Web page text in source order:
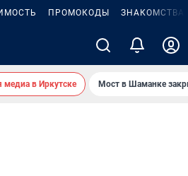
ПРОМОКОДЫ ЗНАКОМСТВА
медиа в Иркутске Мост в Шаманке